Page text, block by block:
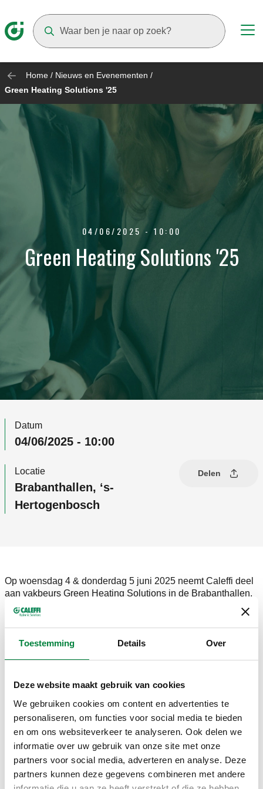
Toestemming Details Over
Deze website maakt gebruik van cookies
We gebruiken cookies om content en advertenties te
personaliseren, om functies voor social media te bieden
en om ons websiteverkeer te analyseren. Ook delen we
informatie over uw gebruik van onze site met onze
partners voor social media, adverteren en analyse. Deze
partners kunnen deze gegevens combineren met andere
Home / Nieuws en Evenementen /
Green Heating Solutions '25
04/06/2025 - 10:00
Green Heating Solutions '25
Datum
04/06/2025 - 10:00
Locatie
Brabanthallen, ‘s-
Hertogenbosch
Delen
Op woensdag 4 & donderdag 5 juni 2025 neemt Caleffi deel
aan vakbeurs Green Heating Solutions in de Brabanthallen,
‘s-Hertogenbosch. Bezoek ons hier op stand D3!
Green Heating Solutions is de vakbeurs voor duurzame
HVAC-technologie in de Benelux innovaties en meer dan
efficiënt alle nieuwste kennis op het gebied van duurzame
HVAC te verwerven.
Kom je bij ons langs op stand D3?Graag bieden wij je
een gratis ticket aan via onderstaande button.
Openingstijden:
Woensdag 4 juni: 10:00 – 17:00
Donderdag 5 juni: 10:00 – 17:00